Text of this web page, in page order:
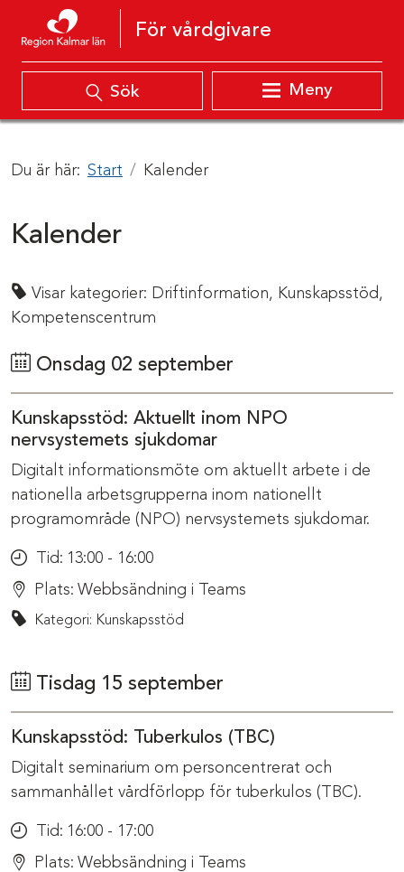
Hoppa till innehåll
För vårdgivare
Sök Meny
Du är här: Start Kalender
Kalender
Visar kategorier: Driftinformation, Kunskapsstöd,
Kompetenscentrum
Onsdag 02 september
Kunskapsstöd: Aktuellt inom NPO
nervsystemets sjukdomar
Digitalt informationsmöte om aktuellt arbete i de
nationella arbetsgrupperna inom nationellt
programområde (NPO) nervsystemets sjukdomar.
Tid: 13:00 - 16:00
Plats: Webbsändning i Teams
Kategori: Kunskapsstöd
Tisdag 15 september
Kunskapsstöd: Tuberkulos (TBC)
Digitalt seminarium om personcentrerat och
sammanhållet vårdförlopp för tuberkulos (TBC).
Tid: 16:00 - 17:00
Plats: Webbsändning i Teams